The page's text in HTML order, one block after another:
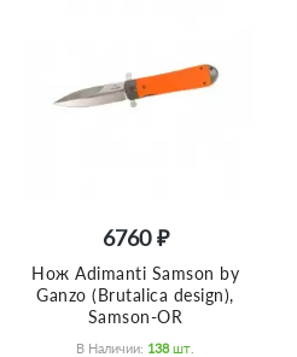
6760 ₽
Нож Adimanti Samson by
Ganzo (Brutalica design),
Samson-OR
В Наличии: 138 Шт.